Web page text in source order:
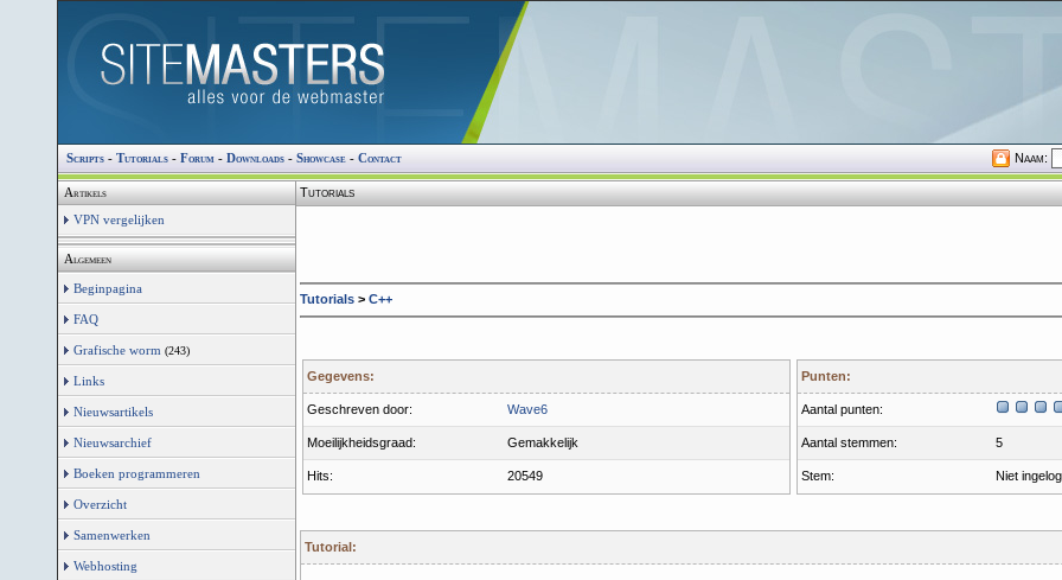
Scripts- Tutorials- Forum- Downloads- Showcase- Contact Naam:
Artikels
VPN vergelijken
Algemeen
Beginpagina
FAQ
Grafische worm (243)
Links
Nieuwsartikels
Nieuwsarchief
Boeken programmeren
Overzicht
Samenwerken
Webhosting
Tutorials
Tutorials> C++
Gegevens:
Geschreven door: Wave6
Moeilijkheidsgraad: Gemakkelijk
Hits: 20549
Punten:
Aantal punten:
Aantal stemmen: 5
Stem: Niet
Tutorial: